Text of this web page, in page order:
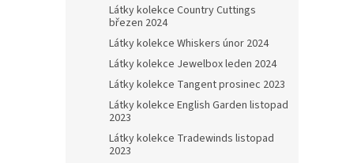
Látky kolekce Country Cuttings
březen 2024
Látky kolekce Whiskers únor 2024
Látky kolekce Jewelbox leden 2024
Látky kolekce Tangent prosinec 2023
Látky kolekce English Garden listopad
2023
Látky kolekce Tradewinds listopad
2023